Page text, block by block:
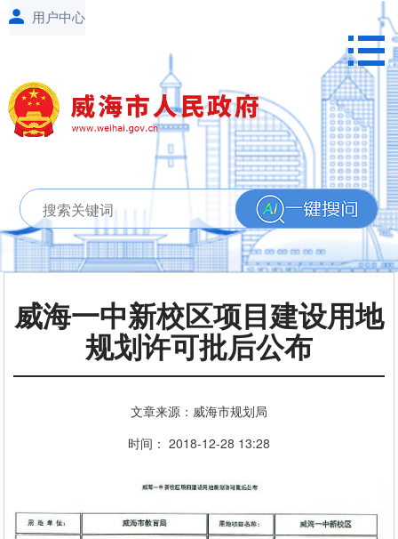
威海一中新校区项目建设用地
规划许可批后公布
文章来源：威海市规划局
时间： 2018-12-28 13:28